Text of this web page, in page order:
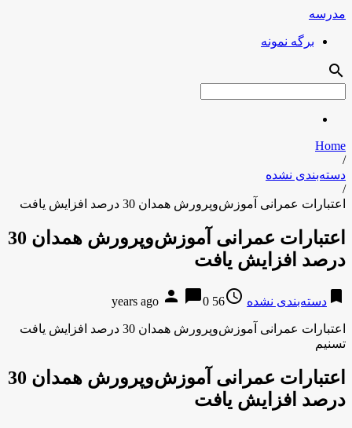
مدرسه
برگه نمونه
search
Home
/
دسته‌بندی نشده
/
اعتبارات عمرانی آموزش‌وپرورش همدان 30 درصد افزایش یافت
اعتبارات عمرانی آموزش‌وپرورش همدان 30
درصد افزایش یافت
bookmark دسته‌بندی نشده access_time
56 years ago
person chat_bubble0
اعتبارات عمرانی آموزش‌وپرورش همدان 30 درصد افزایش یافت
تسنیم
اعتبارات عمرانی آموزش‌وپرورش همدان 30
درصد افزایش یافت